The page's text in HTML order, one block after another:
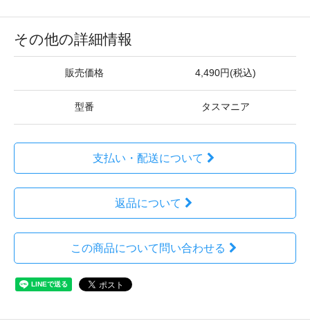
その他の詳細情報
販売価格 4,490円(税込)
型番 タスマニア
支払い・配送について
返品について
この商品について問い合わせる